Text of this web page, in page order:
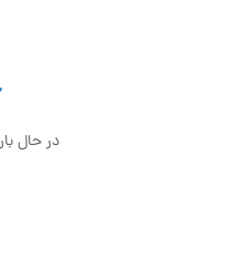
در حال